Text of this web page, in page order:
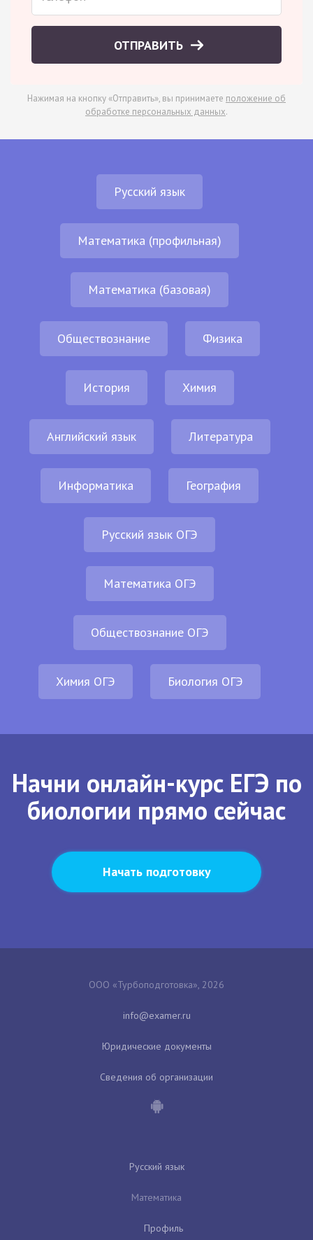
ОТПРАВИТЬ
Нажимая на кнопку «Отправить», вы принимаете положение об
обработке персональных данных.
Русский язык
Математика (профильная)
Математика (базовая)
Обществознание Физика
История Химия
Английский язык Литература
Информатика География
Русский язык ОГЭ
Математика ОГЭ
Обществознание ОГЭ
Химия ОГЭ Биология ОГЭ
Начни онлайн-курс ЕГЭ по
биологии прямо сейчас
Начать подготовку
ООО «Турбоподготовка», 2026
Юридические документы
Сведения об организации
Русский язык
Математика
Профиль